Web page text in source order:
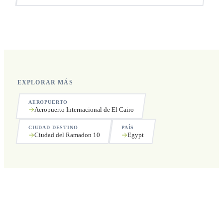
EXPLORAR MÁS
AEROPUERTO
Aeropuerto Internacional de El Cairo
CIUDAD DESTINO
Ciudad del Ramadon 10
PAÍS
Egypt